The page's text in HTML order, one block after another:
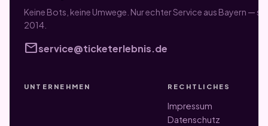
Keine Bots, keine Umwege. Nur echter Service aus Bayern —
2014.
mailservice@ticketerlebnis.de
UNTERNEHMEN RECHTLICHES
Impressum
Datenschutz